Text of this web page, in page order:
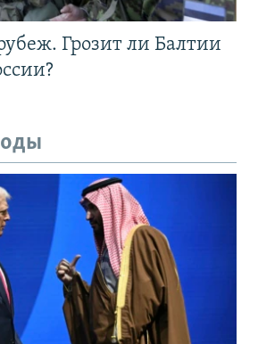
Грозит ли Балтии